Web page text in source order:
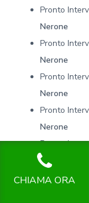
Pronto
Nerone
Pronto
Nerone
Pronto
Nerone
Pronto
Nerone
Pronto
Tomba Di
Pronto
CHIAMA ORA